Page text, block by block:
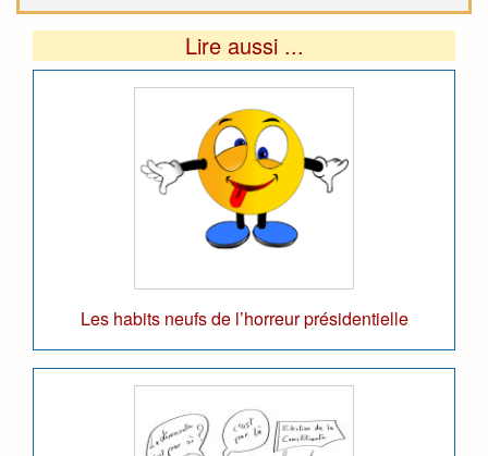
Lire aussi ...
Les habits neufs de l’horreur présidentielle